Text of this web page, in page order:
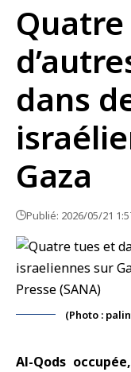
dans
Gaza
Publié: 2026/05/21
(Photo :
Al-Qods